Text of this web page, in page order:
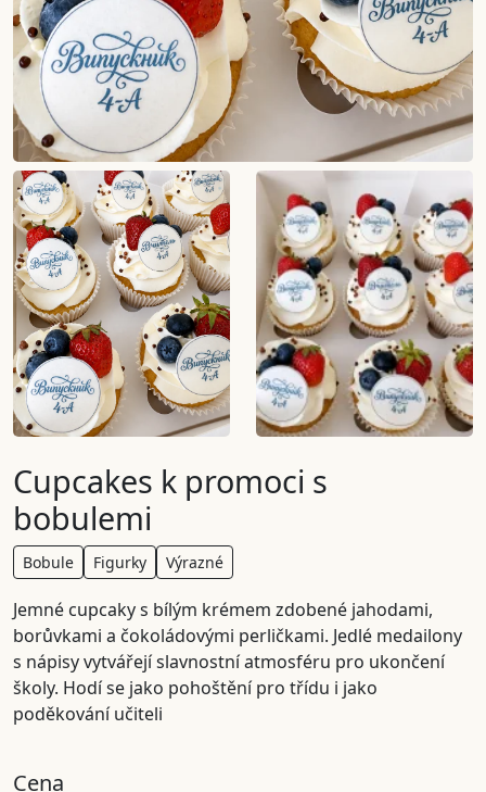
Cupcakes k promoci s
bobulemi
Bobule Figurky Výrazné
Jemné cupcaky s bílým krémem zdobené jahodami,
borůvkami a čokoládovými perličkami. Jedlé medailony
s nápisy vytvářejí slavnostní atmosféru pro ukončení
školy. Hodí se jako pohoštění pro třídu i jako
poděkování učiteli
Cena